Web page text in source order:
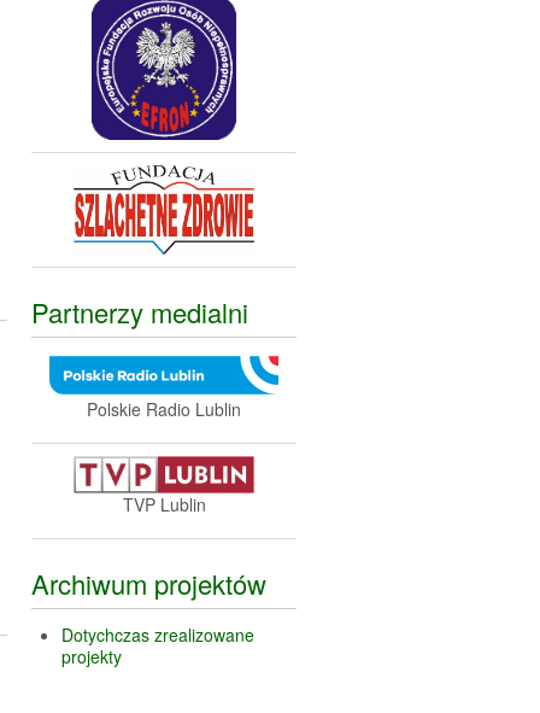
Partnerzy medialni
Polskie Radio Lublin
TVP Lublin
Archiwum projektów
Dotychczas zrealizowane
projekty